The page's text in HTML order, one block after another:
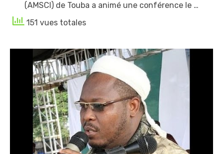
(AMSCI) de Touba a animé une conférence le …
151 vues totales